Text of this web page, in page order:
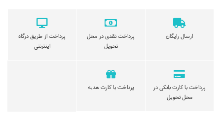
ارسال رایگان
پرداخت نقدی در محل
تحویل
پرداخت از طریق درگاه
اینترنتی
پرداخت با کارت بانکی در
محل تحویل
پرداخت با کارت هدیه